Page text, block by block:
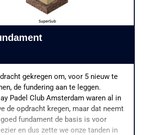
gekregen om, voor 5 nieuw te
de fundering aan te leggen.
Padel Club Amsterdam waren al in
de opdracht kregen, maar dat neemt
fundament de basis is voor
en dus zette we onze tanden in